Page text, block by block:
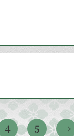
4 5